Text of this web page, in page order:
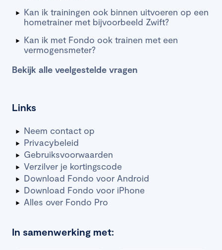
Links
Neem contact op
Privacybeleid
Gebruiksvoorwaarden
Verzilver je kortingscode
Download Fondo voor Android
Download Fondo voor iPhone
Alles over Fondo Pro
Kan ik trainingen ook binnen uitvoeren op een
hometrainer met bijvoorbeeld Zwift?
Kan ik met Fondo ook trainen met een
vermogensmeter?
Bekijk alle veelgestelde vragen
In samenwerking met: